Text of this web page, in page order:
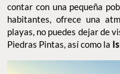
contar con una pequeña
habitantes, ofrece una
playas, no puedes dejar de
Piedras Pintas, así como la